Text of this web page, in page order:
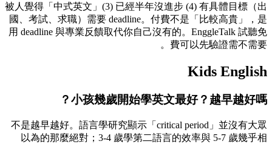
被人覺得「中式英文」(3) 已經半年沒進步 (4) 有具體目標（出
國、考試、求職）需要 deadline。付費不是「比較高貴」，是
用 deadline 與專業反饋取代你自己沒有的。EnggleTalk 試聽免
費可以先驗證需不需要。
Kids English
小孩幾歲開始學英文最好？越早越好嗎？
不是越早越好。語言學研究顯示「critical period」並沒有大眾
以為的那麼絕對；3-4 歲學第二語言的效率與 5-7 歲幾乎相